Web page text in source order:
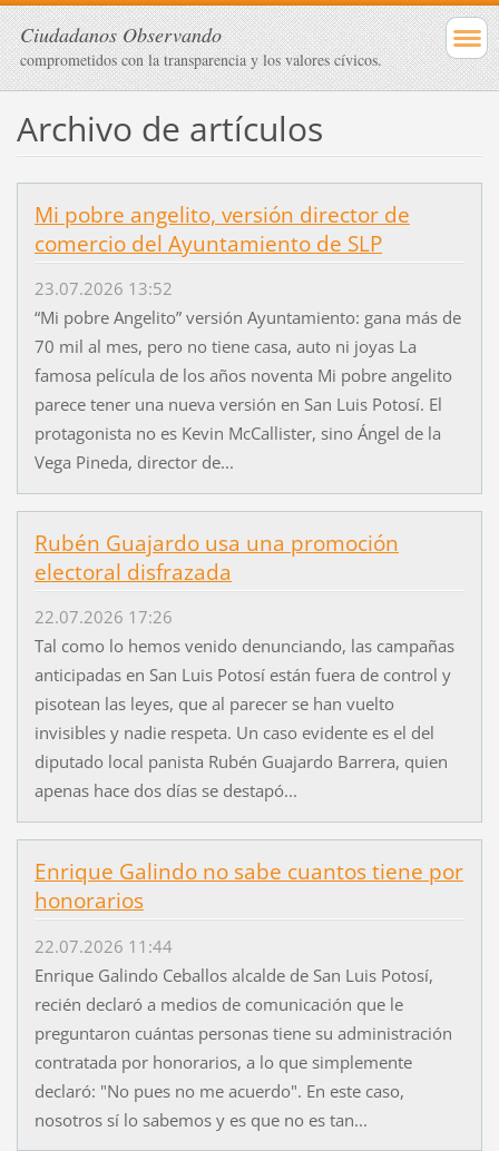
Ciudadanos Observando
comprometidos con la transparencia y los valores cívicos.
Archivo de artículos
Mi pobre angelito, versión director de
comercio del Ayuntamiento de SLP
23.07.2026 13:52
“Mi pobre Angelito” versión Ayuntamiento: gana más de
70 mil al mes, pero no tiene casa, auto ni joyas La
famosa película de los años noventa Mi pobre angelito
parece tener una nueva versión en San Luis Potosí. El
protagonista no es Kevin McCallister, sino Ángel de la
Vega Pineda, director de...
Rubén Guajardo usa una promoción
electoral disfrazada
22.07.2026 17:26
Tal como lo hemos venido denunciando, las campañas
anticipadas en San Luis Potosí están fuera de control y
pisotean las leyes, que al parecer se han vuelto
invisibles y nadie respeta. Un caso evidente es el del
diputado local panista Rubén Guajardo Barrera, quien
apenas hace dos días se destapó...
Enrique Galindo no sabe cuantos tiene por
honorarios
22.07.2026 11:44
Enrique Galindo Ceballos alcalde de San Luis Potosí,
recién declaró a medios de comunicación que le
preguntaron cuántas personas tiene su administración
contratada por honorarios, a lo que simplemente
declaró: "No pues no me acuerdo". En este caso,
nosotros sí lo sabemos y es que no es tan...